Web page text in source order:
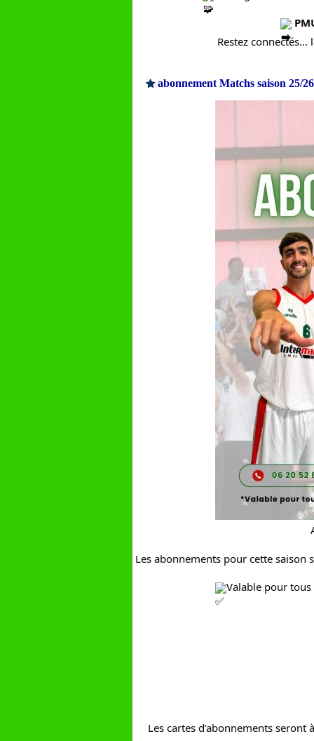
Restez
abonnement Matchs saison 25/26
Les abonnements pour cette saison
Valable pour tous
Les cartes d’abonnements